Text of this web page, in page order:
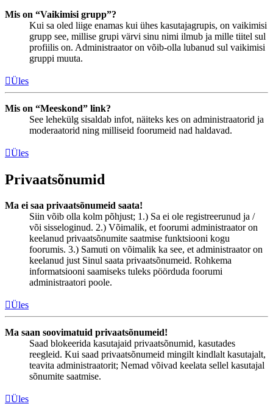
Mis on “Vaikimisi grupp”?
Kui sa oled liige enamas kui ühes kasutajagrupis, on vaikimisi
grupp see, millise grupi värvi sinu nimi ilmub ja mille tiitel sul
profiilis on. Administraator on võib-olla lubanud sul vaikimisi
gruppi muuta.
Üles
Mis on “Meeskond” link?
See lehekülg sisaldab infot, näiteks kes on administraatorid ja
moderaatorid ning milliseid foorumeid nad haldavad.
Üles
Privaatsõnumid
Ma ei saa privaatsõnumeid saata!
Siin võib olla kolm põhjust; 1.) Sa ei ole registreerunud ja /
või sisseloginud. 2.) Võimalik, et foorumi administraator on
keelanud privaatsõnumite saatmise funktsiooni kogu
foorumis. 3.) Samuti on võimalik ka see, et administraator on
keelanud just Sinul saata privaatsõnumeid. Rohkema
informatsiooni saamiseks tuleks pöörduda foorumi
administraatori poole.
Üles
Ma saan soovimatuid privaatsõnumeid!
Saad blokeerida kasutajaid privaatsõnumid, kasutades
reegleid. Kui saad privaatsõnumeid mingilt kindlalt kasutajalt,
teavita administraatorit; Nemad võivad keelata sellel kasutajal
sõnumite saatmise.
Üles